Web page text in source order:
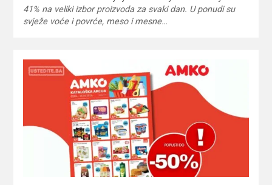
41% na veliki izbor proizvoda za svaki dan. U ponudi su
svježe voće i povrće, meso i mesne…